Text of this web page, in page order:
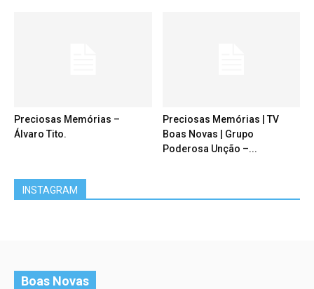
Preciosas Memórias –
Álvaro Tito.
Preciosas Memórias | TV
Boas Novas | Grupo
Poderosa Unção –...
INSTAGRAM
Boas Novas